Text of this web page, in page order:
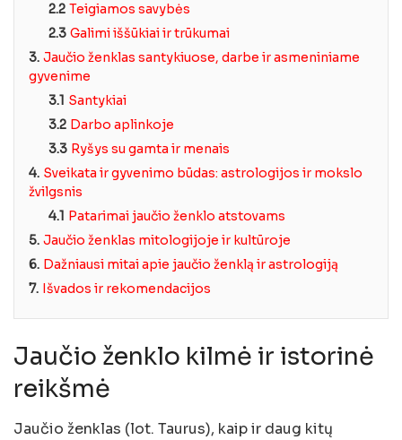
2.2 Teigiamos savybės
2.3 Galimi iššūkiai ir trūkumai
3. Jaučio ženklas santykiuose, darbe ir asmeniniame
gyvenime
3.1 Santykiai
3.2 Darbo aplinkoje
3.3 Ryšys su gamta ir menais
4. Sveikata ir gyvenimo būdas: astrologijos ir mokslo
žvilgsnis
4.1 Patarimai jaučio ženklo atstovams
5. Jaučio ženklas mitologijoje ir kultūroje
6. Dažniausi mitai apie jaučio ženklą ir astrologiją
7. Išvados ir rekomendacijos
Jaučio ženklo kilmė ir istorinė
reikšmė
Jaučio ženklas (lot. Taurus), kaip ir daug kitų